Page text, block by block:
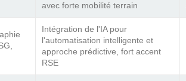
avec forte mobilité terrain
Intégration de l'IA pour
l'automatisation intelligente et
approche prédictive, fort accent
RSE